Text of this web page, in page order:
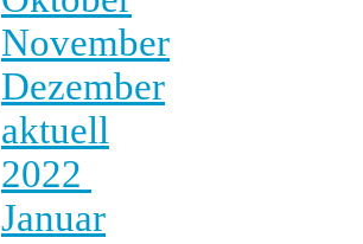
November
Dezember
aktuell
2022
Januar